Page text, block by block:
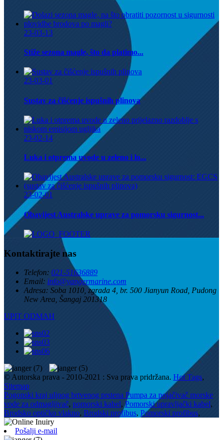
23-03-13
Stiže sezona magle, što da platimo...
23-03-01
Sustav za čišćenje ispušnih plinova
23-02-14
Luka i otprema uvode u zeleno i lo...
23-02-01
Obavijest Australske uprave za pomorsku sigurnost...
Kontaktirajte nas
Telefon: 021-51636889
Email: info@yangermarine.com
Adresa: Soba 1010, zgrada 4, br. 500 Jianyun Road, Pudong
New Area, Šangaj 201318
UPIT ODMAH
© Autorska prava - 2010-2021 : Sva prava pridržana. Hot Tags,
Sitemap
Pogonski kraj uljnog brtvenog prstena Pumpa za pojačivač morske
vode za odmagljivač, pomorski kabel,Pomorski upravljački kabel,
Brodsko optičko vlakno, Brodski profibus, Pomorski profibus,
Pošalji e-mail